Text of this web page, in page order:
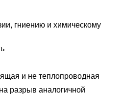
гниению и химическому
и не теплопроводная
разрыв аналогичной